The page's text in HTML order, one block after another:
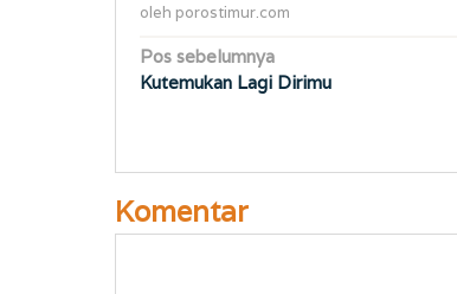
oleh porostimur.com
Navigasi
pos
Pos sebelumnya
Kutemukan Lagi Dirimu
Komentar